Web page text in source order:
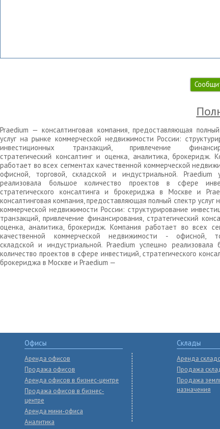
Praedium — консалтинговая компания, предоставляющая
услуг на рынке коммерческой недвижимости России:
инвестиционных транзакций, привлечение
стратегический консалтинг и оценка, аналитика, брокеридж.
работает во всех сегментах качественной коммерческой
офисной, торговой, складской и индустриальной. Praedium
реализовала большое количество проектов в сфере
стратегического консалтинга и брокериджа в Москве и
консалтинговая компания, предоставляющая полный спектр услуг
коммерческой недвижимости России: структурирование
транзакций, привлечение финансирования, стратегический
оценка, аналитика, брокеридж. Компания работает во всех
качественной коммерческой недвижимости - офисной,
складской и индустриальной. Praedium успешно реализовала
количество проектов в сфере инвестиций, стратегического
брокериджа в Москве и Praedium —
Офисы
Аренда офисов
Продажа офисов
Аренда офисов в бизнес-центре
Продажа офисов в бизнес-
центре
Аренда мини-офиса
Аналитика
Склады
Аренда
Продажа
Продажа
назначения